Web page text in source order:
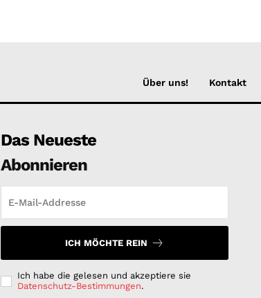
Über uns! Kontakt
Das Neueste
Abonnieren
ICH MÖCHTE REIN
Ich habe die gelesen und akzeptiere sie
Datenschutz-Bestimmungen.